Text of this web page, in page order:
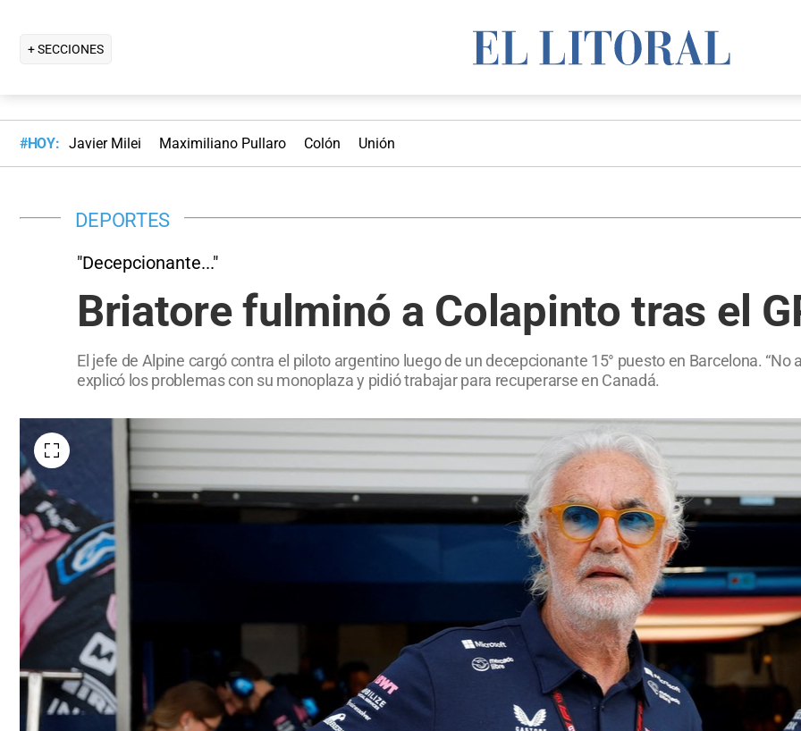
+ SECCIONES
#HOY: Javier Milei Maximiliano Pullaro Colón Unión
DEPORTES
"Decepcionante..."
Briatore fulminó a Colapinto tras el
El jefe de Alpine cargó contra el piloto argentino luego de un decepcionante 15° puesto en Barcelona.
explicó los problemas con su monoplaza y pidió trabajar para recuperarse en Canadá.